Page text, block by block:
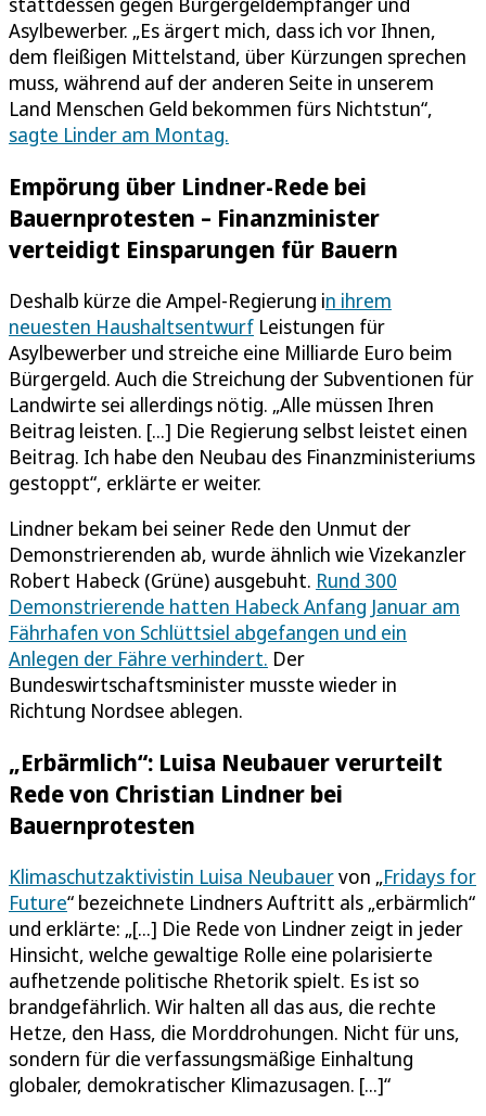
Asylbewerber. „Es ärgert mich, dass ich vor Ihnen,
dem fleißigen Mittelstand, über Kürzungen sprechen
muss, während auf der anderen Seite in unserem
Land Menschen Geld bekommen fürs Nichtstun“,
sagte Linder am Montag.
Empörung über Lindner-Rede bei
Bauernprotesten – Finanzminister
verteidigt Einsparungen für Bauern
Deshalb kürze die Ampel-Regierung in ihrem
neuesten Haushaltsentwurf Leistungen für
Asylbewerber und streiche eine Milliarde Euro beim
Bürgergeld. Auch die Streichung der Subventionen für
Landwirte sei allerdings nötig. „Alle müssen Ihren
Beitrag leisten. [...] Die Regierung selbst leistet einen
Beitrag. Ich habe den Neubau des Finanzministeriums
gestoppt“, erklärte er weiter.
Lindner bekam bei seiner Rede den Unmut der
Demonstrierenden ab, wurde ähnlich wie Vizekanzler
Robert Habeck (Grüne) ausgebuht. Rund 300
Demonstrierende hatten Habeck Anfang Januar am
Fährhafen von Schlüttsiel abgefangen und ein
Anlegen der Fähre verhindert. Der
Bundeswirtschaftsminister musste wieder in
Richtung Nordsee ablegen.
„Erbärmlich“: Luisa Neubauer verurteilt
Rede von Christian Lindner bei
Bauernprotesten
Klimaschutzaktivistin Luisa Neubauervon „Fridays for
Future“ bezeichnete Lindners Auftritt als „erbärmlich“
und erklärte: „[...] Die Rede von Lindner zeigt in jeder
Hinsicht, welche gewaltige Rolle eine polarisierte
aufhetzende politische Rhetorik spielt. Es ist so
brandgefährlich. Wir halten all das aus, die rechte
Hetze, den Hass, die Morddrohungen. Nicht für uns,
sondern für die verfassungsmäßige Einhaltung
globaler, demokratischer Klimazusagen. [...]“